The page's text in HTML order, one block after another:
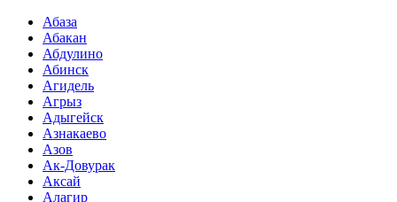
Абаза
Абакан
Абдулино
Абинск
Агидель
Агрыз
Адыгейск
Азнакаево
Азов
Ак-Довурак
Аксай
Алагир